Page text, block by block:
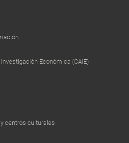
Económica (CAIE)
centros culturales